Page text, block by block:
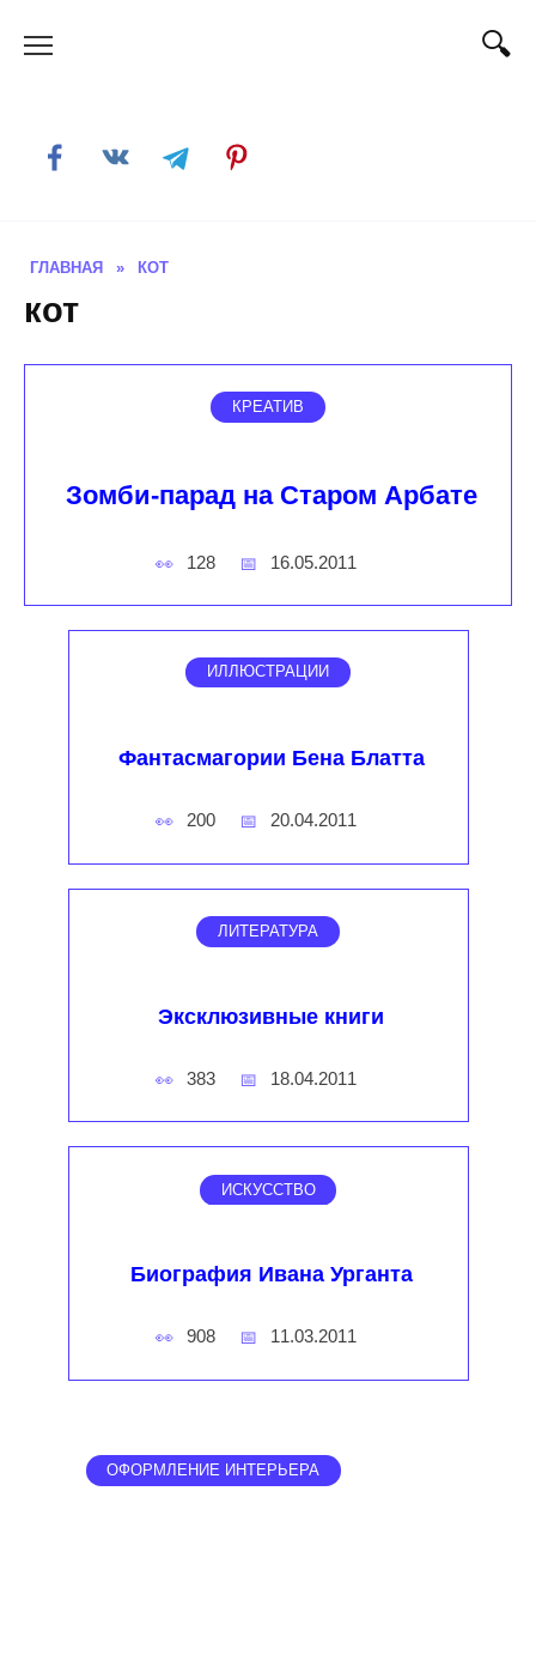
ГЛАВНАЯ » КОТ
кот
КРЕАТИВ
Зомби-парад на Старом Арбате
128 16.05.2011
ИЛЛЮСТРАЦИИ
Фантасмагории Бена Блатта
200 20.04.2011
ЛИТЕРАТУРА
Эксклюзивные книги
383 18.04.2011
ИСКУССТВО
Биография Ивана Урганта
908 11.03.2011
ОФОРМЛЕНИЕ ИНТЕРЬЕРА